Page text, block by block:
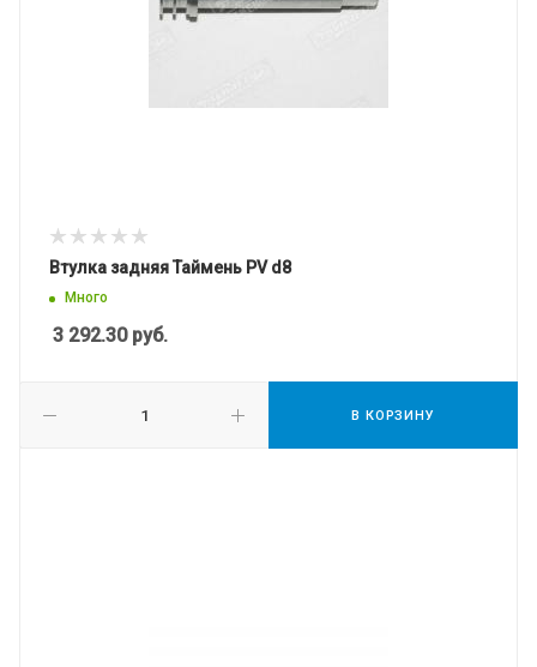
Втулка задняя Таймень PV d8
Много
3 292.30руб.
В КОРЗИНУ